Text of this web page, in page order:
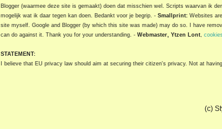
Blogger (waarmee deze site is gemaakt) doen dat misschien wel. Scripts waarvan ik
mogelijk wat ik daar tegen kan doen. Bedankt voor je begrip. - Smallprint: Websites
site myself. Google and Blogger (by which this site was made) may do so. I have
can do against it. Thank you for your understanding. - Webmaster, Ytzen Lont,
STATEMENT:
I believe that EU privacy law should aim at securing their citizen's privacy. Not at
(c)